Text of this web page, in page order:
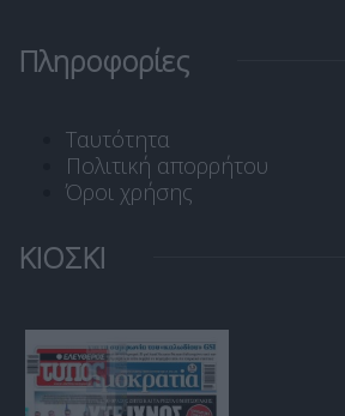
Πληροφορίες
Ταυτότητα
Πολιτική απορρήτου
Όροι χρήσης
ΚΙΟΣΚΙ